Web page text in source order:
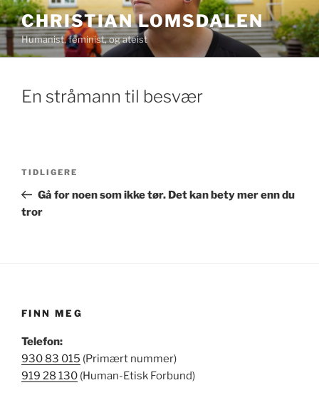
Gå
til
innhold
CHRISTIAN LOMSDALEN
Humanist, feminist, og ateist
En stråmann til besvær
Forrige
innlegg
TIDLIGERE
Gå for noen som ikke tør. Det kan bety mer enn du
tror
FINN MEG
Telefon:
930 83 015 (Primært nummer)
919 28 130 (Human-Etisk Forbund)